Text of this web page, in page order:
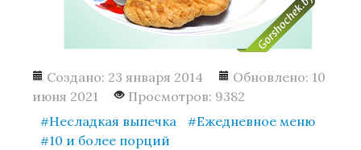
Создано: 23 января 2014
Обновлено: 10
июня 2021
Просмотров: 9382
Несладкая выпечка
Ежедневное меню
10 и более порций